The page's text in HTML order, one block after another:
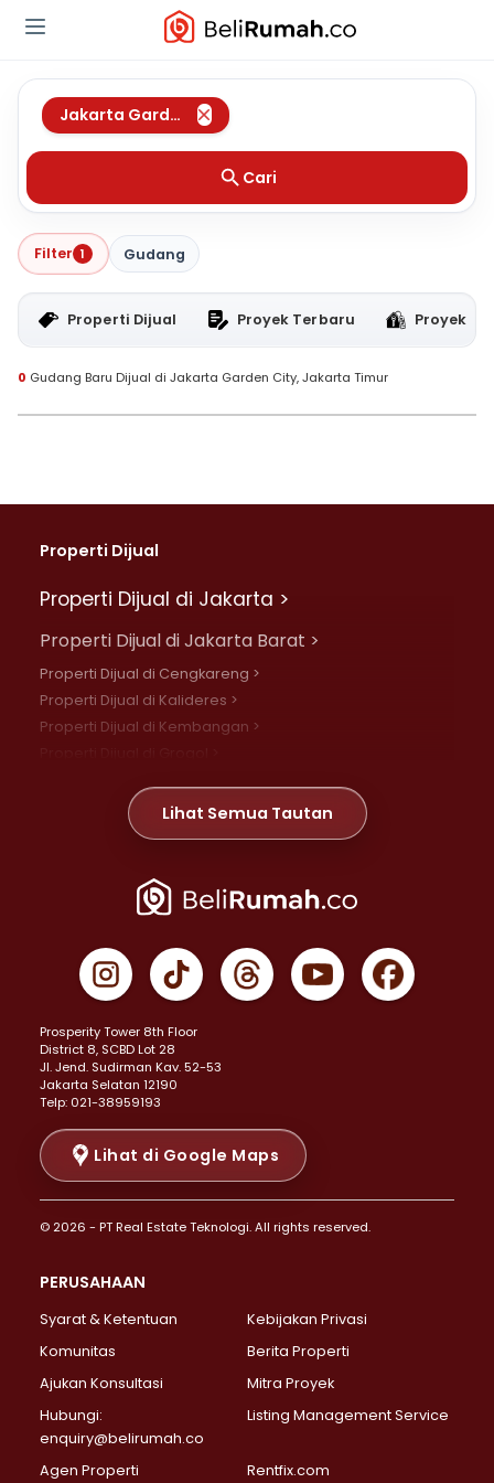
Jakarta Garden City ,
Cari
Filter 1 Gudang
Properti Dijual Proyek Terbaru Proyek
0 Gudang Baru Dijual di Jakarta Garden City, Jakarta Timur
Properti Dijual
Properti Dijual di Jakarta >
Properti Dijual di Jakarta Barat >
Properti Dijual di Cengkareng >
Properti Dijual di Kalideres >
Properti Dijual di Kembangan >
Properti Dijual di Meruya >
Properti Dijual di Jelambar >
Properti Dijual di Jakarta Pusat >
Properti Dijual di Gambir >
Properti Dijual di Johar Baru >
Properti Dijual di Menteng >
Properti Dijual di Senen >
Properti Dijual di Tanah Abang >
Properti Dijual di Cikini >
Properti Dijual di Kramat >
Properti Dijual di Pasar Baru >
Properti Dijual di Bendungan Hilir >
Properti Dijual di Jakarta Selatan >
Properti Dijual di Lebak Bulus >
Properti Dijual di Gandaria Selatan >
Properti Dijual di Pondok Labu >
Properti Dijual di Lenteng Agung >
Properti Dijual di Senayan >
Properti Dijual di Pondok Pinang >
Lihat Semua Tautan
Prosperity Tower 8th Floor
District 8, SCBD Lot 28
JI. Jend. Sudirman Kav. 52-53
Jakarta Selatan 12190
Telp: 021-38959193
Lihat di Google Maps
© 2026 - PT Real Estate Teknologi. All rights reserved.
PERUSAHAAN
Syarat & Ketentuan
Kebijakan Privasi
Komunitas
Berita Properti
Ajukan Konsultasi
Mitra Proyek
Hubungi:
enquiry@belirumah.co
Listing Management Service
Agen Properti Rentfix.com